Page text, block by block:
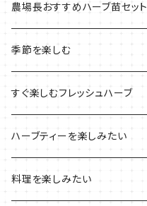
季節のおすすめ商品
フェルトプランターの栽培キット
ルーツポーチの栽培キット
ブリキプランターの栽培キット
木製プランターの栽培キット
プラ製プランターの栽培キット
農場長おすすめハーブ苗セット
農場長おすすめセット
おすすめの寄せ植え
季節を楽しむ
2022年のお正月
2022年の母の日
2021年の敬老の日
すぐ楽しむフレッシュハーブ
ハーブミックス
ハーブブーケ
ハーブティーを楽しみたい
ハーブティーの定番ハーブ
料理を楽しみたい